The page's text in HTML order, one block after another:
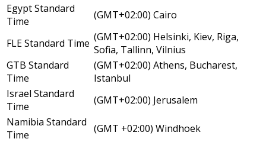
Egypt Standard
Time
(GMT+02:00) Cairo
FLE Standard Time (GMT+02:00) Helsinki, Kiev, Riga,
Sofia, Tallinn, Vilnius
GTB Standard
Time
(GMT+02:00) Athens, Bucharest,
Istanbul
Israel Standard
Time
(GMT+02:00) Jerusalem
Namibia Standard
Time
(GMT +02:00) Windhoek